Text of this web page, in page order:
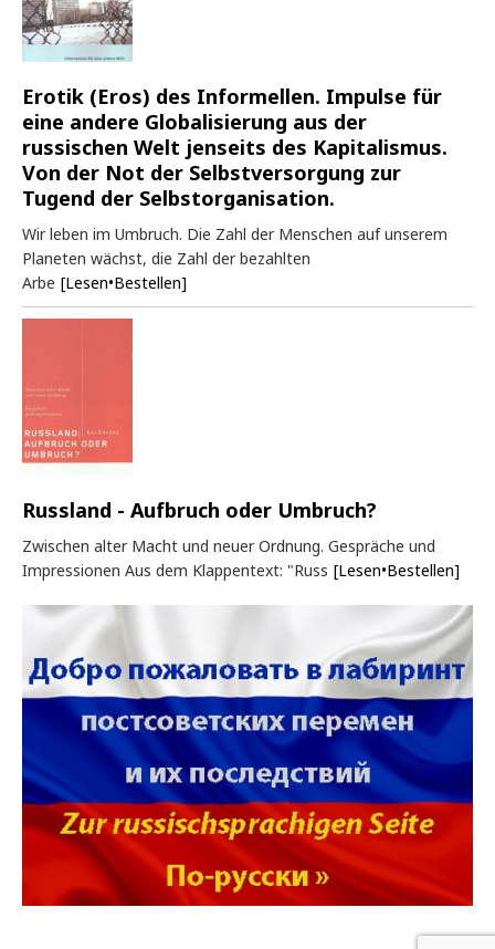
Erotik (Eros) des Informellen. Impulse für
eine andere Globalisierung aus der
russischen Welt jenseits des Kapitalismus.
Von der Not der Selbstversorgung zur
Tugend der Selbstorganisation.
Wir leben im Umbruch. Die Zahl der Menschen auf unserem
Planeten wächst, die Zahl der bezahlten
Arbe [Lesen•Bestellen]
Russland - Aufbruch oder Umbruch?
Zwischen alter Macht und neuer Ordnung. Gespräche und
Impressionen Aus dem Klappentext: "Russ [Lesen•Bestellen]